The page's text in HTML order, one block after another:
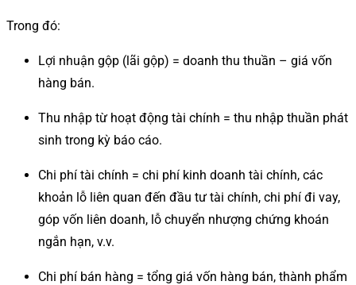
Trong đó:
Lợi nhuận gộp (lãi gộp) = doanh thu thuần – giá vốn
hàng bán.
Thu nhập từ hoạt động tài chính = thu nhập thuần phát
sinh trong kỳ báo cáo.
Chi phí tài chính = chi phí kinh doanh tài chính, các
khoản lỗ liên quan đến đầu tư tài chính, chi phí đi vay,
góp vốn liên doanh, lỗ chuyển nhượng chứng khoán
ngắn hạn, v.v.
Chi phí bán hàng = tổng giá vốn hàng bán, thành phẩm